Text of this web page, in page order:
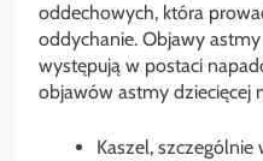
oddechowych, która
oddychanie. Objawy
występują w postaci
objawów astmy dziecięcej
Kaszel, szczególnie